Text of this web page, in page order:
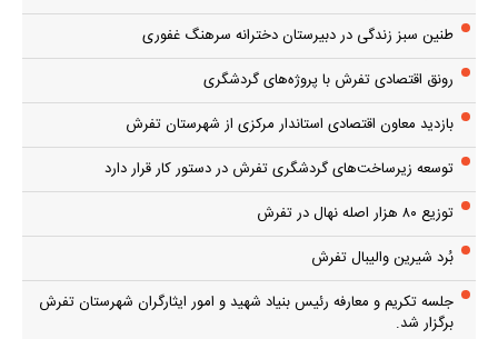
طنین سبز زندگی در دبیرستان دخترانه سرهنگ غفوری
رونق اقتصادی تفرش با پروژه‌های گردشگری
بازدید معاون اقتصادی استاندار مرکزی از شهرستان تفرش
توسعه زیرساخت‌های گردشگری تفرش در دستور کار قرار دارد
توزیع ۸۰ هزار اصله نهال در تفرش
بُرد شیرین والیبال تفرش
جلسه تکریم و معارفه رئیس بنیاد شهید و امور ایثارگران شهرستان تفرش
برگزار شد.